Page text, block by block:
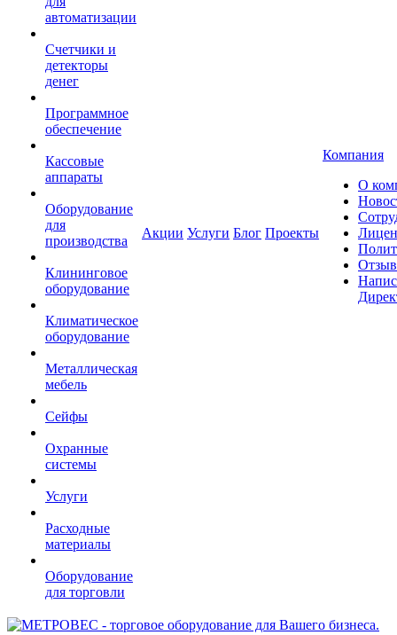
автоматизации
Счетчики и
детекторы
денег
Программное
обеспечение
Кассовые
аппараты
Оборудование
для
производства
Клининговое
оборудование
Климатическое
оборудование
Металлическая
мебель
Сейфы
Охранные
системы
Услуги
Расходные
материалы
Оборудование
для торговли
Акции Услуги Блог Проекты
Компания
О